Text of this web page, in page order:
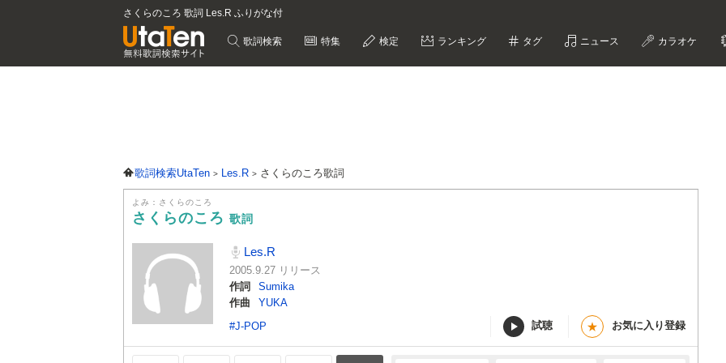
さくらのころ 歌詞 Les.R ふりがな付
歌詞検索 特集 検定 ランキング タグ ニュース カラオケ
歌詞検索UtaTen Les.R さくらのころ歌詞
よみ：さくらのころ
さくらのころ 歌詞
Les.R
2005.9.27 リリース
作詞
Sumika
作曲
YUKA
#J-POP
試聴 ★ お気に入り登録